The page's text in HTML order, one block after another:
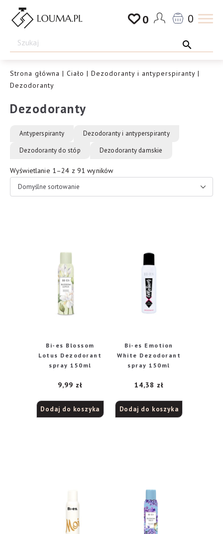
Przejdź
Drogeria
Louma.pl
0 0
Strona główna | Ciało | Dezodoranty i antyperspiranty |
Dezodoranty
Dezodoranty
Antyperspiranty
Dezodoranty i antyperspiranty
Dezodoranty do stóp
Dezodoranty damskie
Wyświetlanie 1–24 z 91 wyników
Bi-es Blossom
Lotus Dezodorant
spray 150ml
9,99 zł
Dodaj do koszyka
Bi-es Emotion
White Dezodorant
spray 150ml
14,38 zł
Dodaj do koszyka